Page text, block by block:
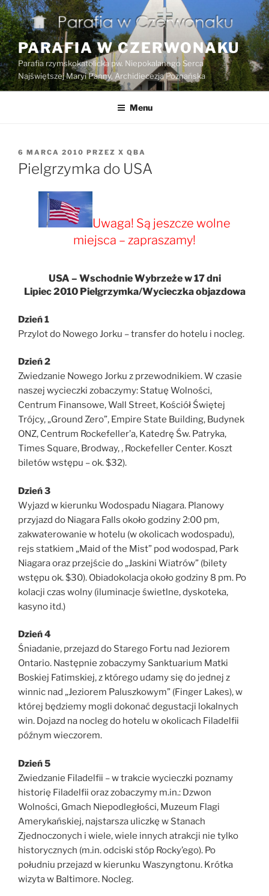
Przejdź
do
treści
PARAFIA W CZERWONAKU
Parafia rzymskokatolicka pw. Niepokalanego Serca
Najświętszej Maryi Panny, Archidiecezja Poznańska
Menu
OPUBLIKOWANE
W
6 MARCA 2010 PRZEZ X QBA
Pielgrzymka do USA
Uwaga! Są jeszcze wolne
miejsca – zapraszamy!
USA – Wschodnie Wybrzeże w 17 dni
Lipiec 2010 Pielgrzymka/Wycieczka objazdowa
Dzień 1
Przylot do Nowego Jorku – transfer do hotelu i nocleg.
Dzień 2
Zwiedzanie Nowego Jorku z przewodnikiem. W czasie
naszej wycieczki zobaczymy: Statuę Wolności,
Centrum Finansowe, Wall Street, Kościół Świętej
Trójcy, „Ground Zero”, Empire State Building, Budynek
ONZ, Centrum Rockefeller’a, Katedrę Św. Patryka,
Times Square, Brodway, , Rockefeller Center. Koszt
biletów wstępu – ok. $32).
Dzień 3
Wyjazd w kierunku Wodospadu Niagara. Planowy
przyjazd do Niagara Falls około godziny 2:00 pm,
zakwaterowanie w hotelu (w okolicach wodospadu),
rejs statkiem „Maid of the Mist” pod wodospad, Park
Niagara oraz przejście do „Jaskini Wiatrów” (bilety
wstępu ok. $30). Obiadokolacja około godziny 8 pm. Po
kolacji czas wolny (iluminacje świetlne, dyskoteka,
kasyno itd.)
Dzień 4
Śniadanie, przejazd do Starego Fortu nad Jeziorem
Ontario. Następnie zobaczymy Sanktuarium Matki
Boskiej Fatimskiej, z którego udamy się do jednej z
winnic nad „Jeziorem Paluszkowym” (Finger Lakes), w
której będziemy mogli dokonać degustacji lokalnych
win. Dojazd na nocleg do hotelu w okolicach Filadelfii
późnym wieczorem.
Dzień 5
Zwiedzanie Filadelfii – w trakcie wycieczki poznamy
historię Filadelfii oraz zobaczymy m.in.: Dzwon
Wolności, Gmach Niepodległości, Muzeum Flagi
Amerykańskiej, najstarsza uliczkę w Stanach
Zjednoczonych i wiele, wiele innych atrakcji nie tylko
historycznych (m.in. odciski stóp Rocky’ego). Po
południu przejazd w kierunku Waszyngtonu. Krótka
wizyta w Baltimore. Nocleg.